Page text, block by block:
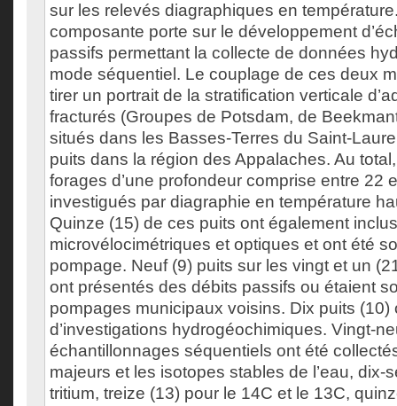
sur les relevés diagraphiques en
composante porte sur le développement
passifs permettant la collecte de données
mode séquentiel. Le couplage de ces deux
tirer un portrait de la stratification verticale
fracturés (Groupes de Potsdam, de
situés dans les Basses-Terres du Saint-
puits dans la région des Appalaches. Au
forages d’une profondeur comprise entre 22
investigués par diagraphie en température
Quinze (15) de ces puits ont également
microvélocimétriques et optiques et ont été
pompage. Neuf (9) puits sur les vingt et un
ont présentés des débits passifs ou étaient
pompages municipaux voisins. Dix puits (10)
d’investigations hydrogéochimiques. Vingt-
échantillonnages séquentiels ont été
majeurs et les isotopes stables de l’eau, dix-
tritium, treize (13) pour le 14C et le 13C,